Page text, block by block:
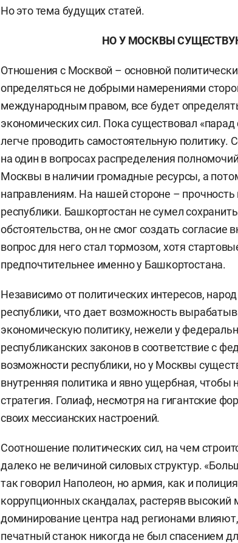
Но это тема будущих статей.
НО У МОСКВЫ
Отношения с Москвой – основной
определяться не добрыми намерениями
международным правом, все будет
экономических сил. Пока существовал
легче проводить самостоятельную политику.
на один в вопросах распределения
Москвы в наличии громадные ресурсы, а
направлениям. На нашей стороне – прочность
республики. Башкортостан не сумел
обстоятельства, он не смог создать согласие
вопрос для него стал тормозом, хотя
предпочтительнее именно у Башкортостана.
Независимо от политических интересов,
республики, что дает возможность
экономическую политику, нежели у
республиканских законов в соответствие с
возможности республики, но у Москвы
внутренняя политика и явно ущербная, чтобы
стратегия. Голиаф, несмотря на гигантские
своих мессианских настроений.
Соотношение политических сил, на чем
далеко не величиной силовых структур.
так говорил Наполеон, но армия, как и
коррупционных скандалах, растеряв высокий
доминирование центра над регионами
печатный станок никогда не был спасением